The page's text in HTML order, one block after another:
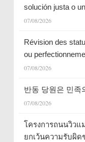
solución justa o
07/08/2026
Révision des
ou
07/08/2026
반동 당원은 민족
07/08/2026
โครงการถนนวิวแ
ยกเว้นความรับผิด